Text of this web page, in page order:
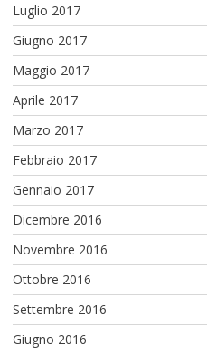
Luglio 2017
Giugno 2017
Maggio 2017
Aprile 2017
Marzo 2017
Febbraio 2017
Gennaio 2017
Dicembre 2016
Novembre 2016
Ottobre 2016
Settembre 2016
Giugno 2016